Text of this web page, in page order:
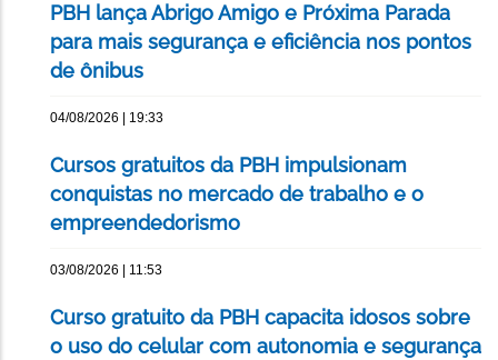
PBH lança Abrigo Amigo e Próxima Parada
para mais segurança e eficiência nos pontos
de ônibus
04/08/2026 | 19:33
Cursos gratuitos da PBH impulsionam
conquistas no mercado de trabalho e o
empreendedorismo
03/08/2026 | 11:53
Curso gratuito da PBH capacita idosos sobre
o uso do celular com autonomia e segurança